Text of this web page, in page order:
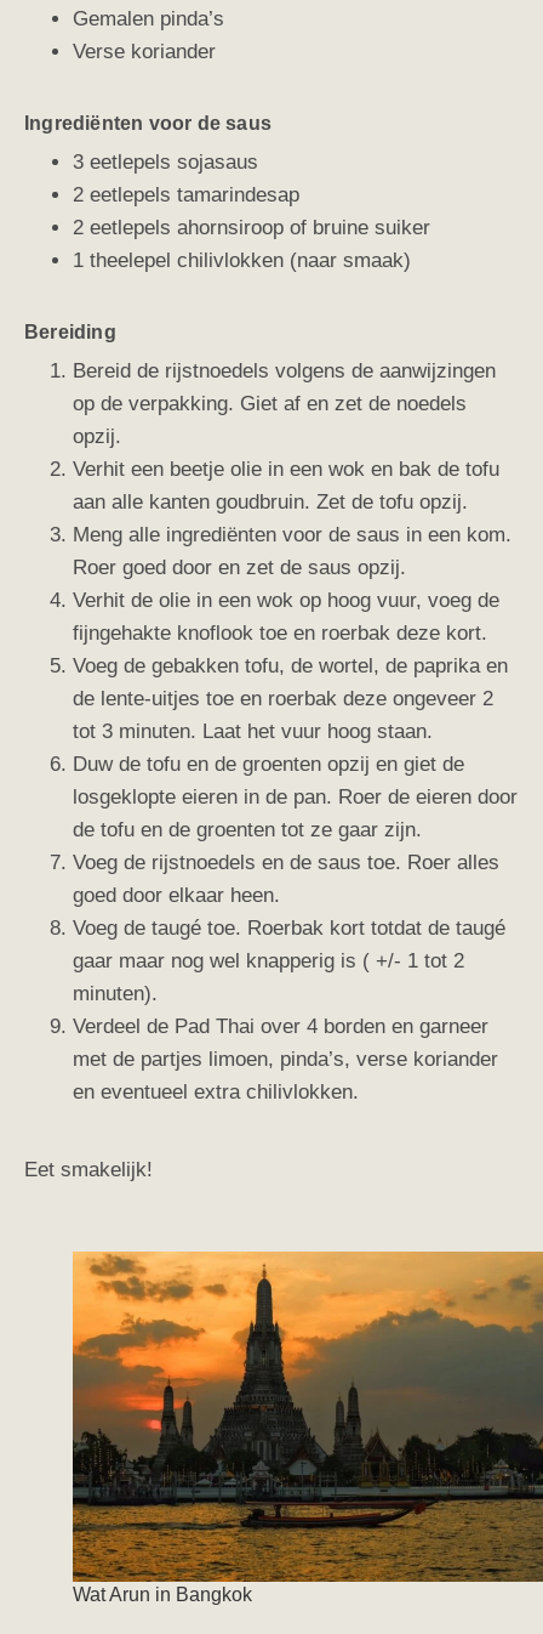
Gemalen pinda’s
Verse koriander
Ingrediënten voor de saus
3 eetlepels sojasaus
2 eetlepels tamarindesap
2 eetlepels ahornsiroop of bruine suiker
1 theelepel chilivlokken (naar smaak)
Bereiding
Bereid de rijstnoedels volgens de aanwijzingen
op de verpakking. Giet af en zet de noedels
opzij.
Verhit een beetje olie in een wok en bak de tofu
aan alle kanten goudbruin. Zet de tofu opzij.
Meng alle ingrediënten voor de saus in een kom.
Roer goed door en zet de saus opzij.
Verhit de olie in een wok op hoog vuur, voeg de
fijngehakte knoflook toe en roerbak deze kort.
Voeg de gebakken tofu, de wortel, de paprika en
de lente-uitjes toe en roerbak deze ongeveer 2
tot 3 minuten. Laat het vuur hoog staan.
Duw de tofu en de groenten opzij en giet de
losgeklopte eieren in de pan. Roer de eieren door
de tofu en de groenten tot ze gaar zijn.
Voeg de rijstnoedels en de saus toe. Roer alles
goed door elkaar heen.
Voeg de taugé toe. Roerbak kort totdat de taugé
gaar maar nog wel knapperig is ( +/- 1 tot 2
minuten).
Verdeel de Pad Thai over 4 borden en garneer
met de partjes limoen, pinda’s, verse koriander
en eventueel extra chilivlokken.
Eet smakelijk!
Wat Arun in Bangkok